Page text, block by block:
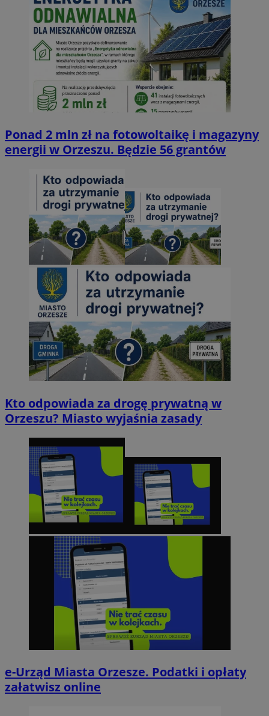
Ponad 2 mln zł na fotowoltaikę i magazyny
energii w Orzeszu. Będzie 56 grantów
Kto odpowiada za drogę prywatną w
Orzeszu? Miasto wyjaśnia zasady
e-Urząd Miasta Orzesze. Podatki i opłaty
załatwisz online